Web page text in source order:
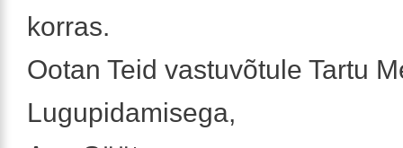
korras.
Ootan Teid vastuvõtule Tartu
Lugupidamisega,